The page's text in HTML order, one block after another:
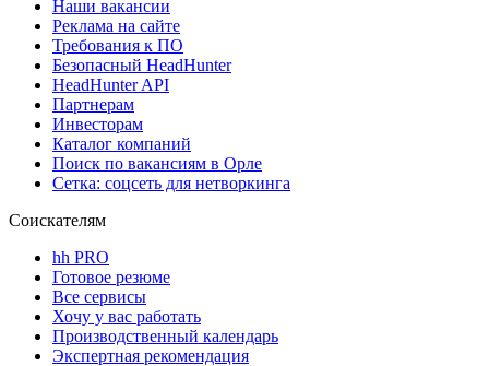
Наши вакансии
Реклама на сайте
Требования к ПО
Безопасный HeadHunter
HeadHunter API
Партнерам
Инвесторам
Каталог компаний
Поиск по вакансиям в Орле
Сетка: соцсеть для нетворкинга
Соискателям
hh PRO
Готовое резюме
Все сервисы
Хочу у вас работать
Производственный календарь
Экспертная рекомендация